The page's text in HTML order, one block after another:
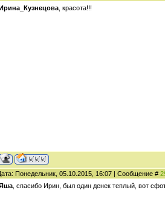
, красота!!!
Понедельник, 05.10.2015, 16:07 | Сообщение #
, спасибо Ирин, был один денек теплый, вот